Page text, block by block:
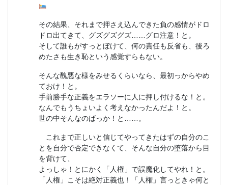
その結果、それまで押さえ込んできた負の感情がドロ
ドロ出てきて、グズグズグズ……グロ注意！と。
そして誰もがすっとぼけて、何の責任も反省も、後ろ
めたさも生き恥という感覚すらもない。
そんな醜悪な様をみせるくらいなら、最初っからやめ
ておけ！と。
手前勝手な正義をエラソーに人に押し付けるな！と。
なんでもうちょいよく考えなかったんだよ！と。
世の中そんなのばっか！と……。
これまで正しいと信じてやってきたはずの自分のこ
とを自分で否定できなくて、そんな自分の堕落から目
を背けて、
よっしゃ！とにかく「人権」で誤魔化してやれ！と。
「人権」こそは絶対正義也！「人権」言っときゃ何と